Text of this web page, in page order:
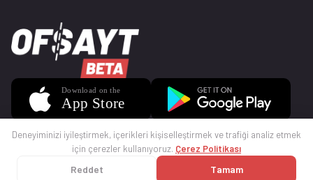
© 2025 Ofsayt
Deneyiminizi iyileştirmek, içerikleri kişiselleştirmek ve trafiği analiz etmek
için çerezler kullanıyoruz. Çerez Politikası
Reddet Tamam